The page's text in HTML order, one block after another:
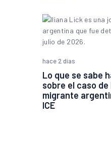
hace 2 días
Lo que se sabe
sobre el caso de
migrante
ICE